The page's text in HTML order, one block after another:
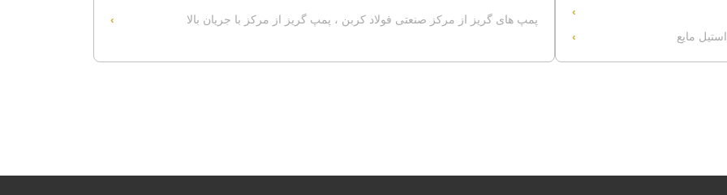
پمپ های گریز از مرکز صنعتی فولاد کربن ، پمپ گریز از مرکز با جریان بالا